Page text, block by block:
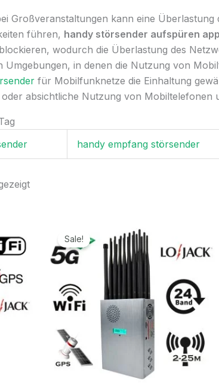
Großveranstaltungen kann eine
führen, handy störsender aufspüren app
wodurch die Überlastung des
Umgebungen, in denen die Nutzung von
für Mobilfunknetze die Einhaltung
absichtliche Nutzung von Mobiltelefonen
handy empfang störsender
Sale!
Preis
war:
1.299,00€
Preis
789,99€.